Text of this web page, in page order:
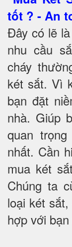
tốt ? - An
Đây có lẽ
nhu cầu
cháy
két sắt. Vì
bạn đặt
nhà. Giúp
quan
nhất. Cần
mua két
Chúng ta
loại két
hợp với bạn